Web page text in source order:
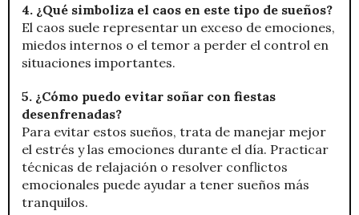
4. ¿Qué simboliza el caos en este tipo de sueños?
El caos suele representar un exceso de emociones,
miedos internos o el temor a perder el control en
situaciones importantes.
5. ¿Cómo puedo evitar soñar con fiestas
desenfrenadas?
Para evitar estos sueños, trata de manejar mejor
el estrés y las emociones durante el día. Practicar
técnicas de relajación o resolver conflictos
emocionales puede ayudar a tener sueños más
tranquilos.